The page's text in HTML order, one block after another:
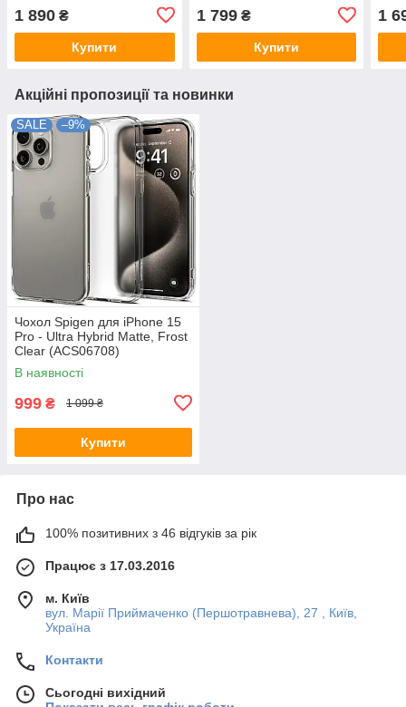
1 890 ₴
Купити
1 799₴
Купити
1
Акційні пропозиції та новинки
SALE –9%
Чохол Spigen для iPhone 15
Pro - Ultra Hybrid Matte, Frost
Clear (ACS06708)
В наявності
999 ₴ 1 099 ₴
Купити
Про нас
100% позитивних з 46 відгуків за рік
Працює з 17.03.2016
м. Київ
вул. Марії Приймаченко (Першотравнева), 27 , Київ,
Україна
Контакти
Сьогодні вихідний